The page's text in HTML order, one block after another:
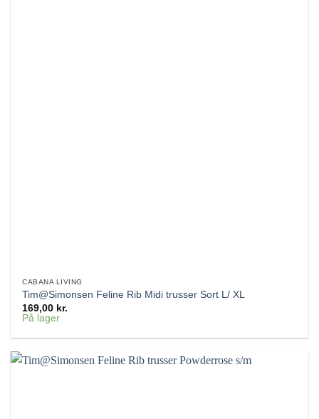
CABANA LIVING
Tim@Simonsen Feline Rib Midi trusser Sort L/ XL
169,00 kr.
På lager